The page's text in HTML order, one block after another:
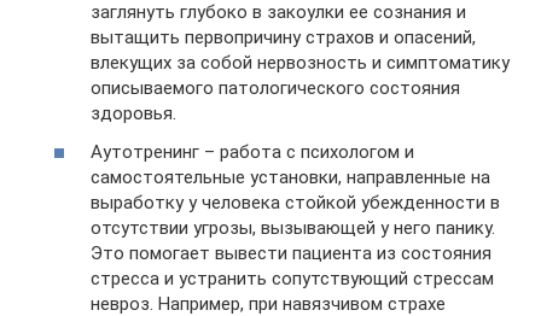
заглянуть глубоко в закоулки ее сознания и
вытащить первопричину страхов и опасений,
влекущих за собой нервозность и симптоматику
описываемого патологического состояния
здоровья.
Аутотренинг – работа с психологом и
самостоятельные установки, направленные на
выработку у человека стойкой убежденности в
отсутствии угрозы, вызывающей у него панику.
Это помогает вывести пациента из состояния
стресса и устранить сопутствующий стрессам
невроз. Например, при навязчивом страхе